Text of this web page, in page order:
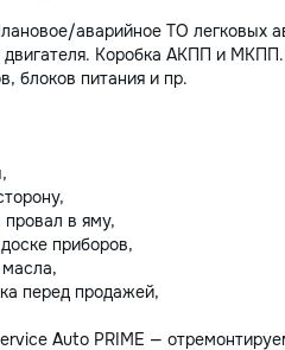
аварийное ТО легковых
двигателя. Коробка АКПП и
блоков питания и пр.
в яму,
приборов,
перед продажей,
Auto PRIME —